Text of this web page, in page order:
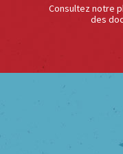
Consultez notre
des